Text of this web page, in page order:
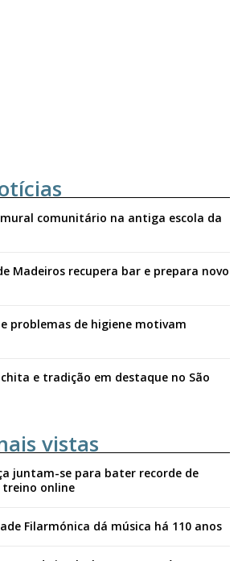
comunitário na antiga escola da
Madeiros recupera bar e prepara novo
problemas de higiene motivam
e tradição em destaque no São
vistas
juntam-se para bater recorde de
online
Filarmónica dá música há 110 anos